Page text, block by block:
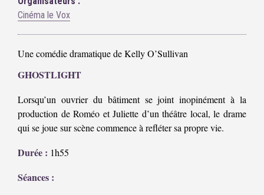
Cinéma le Vox
Une comédie dramatique de Kelly O’Sullivan
GHOSTLIGHT
Lorsqu’un ouvrier du bâtiment se joint inopinément à la
production de Roméo et Juliette d’un théâtre local, le drame
qui se joue sur scène commence à refléter sa propre vie.
Durée : 1h55
Séances :